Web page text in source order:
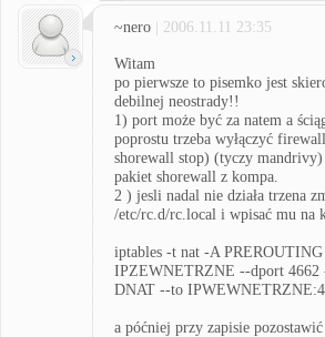
~nero | 2006.11.11 23:35
Witam
po pierwsze to pisemko jest
debilnej neostrady!!
1) port może być za natem a
poprostu trzeba wyłączyć
shorewall stop) (tyczy
pakiet shorewall z kompa.
2 ) jesli nadal nie działa trzena
/etc/rc.d/rc.local i wpisać mu na
iptables -t nat -A
IPZEWNETRZNE --dport 4662
DNAT --to
a póćniej przy zapisie